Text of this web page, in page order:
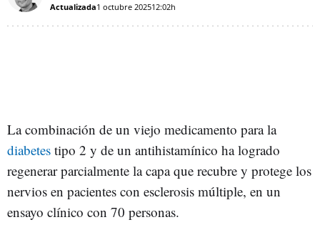
Actualizada1 octubre 202512:02h
La combinación de un viejo medicamento para la
diabetes tipo 2 y de un antihistamínico ha logrado
regenerar parcialmente la capa que recubre y protege los
nervios en pacientes con esclerosis múltiple, en un
ensayo clínico con 70 personas.